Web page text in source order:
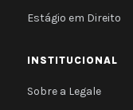
Estágio em Direito
INSTITUCIONAL
Sobre a Legale